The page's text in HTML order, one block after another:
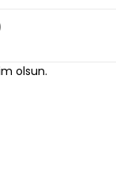
olsun.